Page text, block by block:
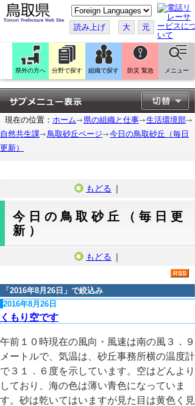
こ
の
ペ
ー
ジ
翻
訳
す
る
読み上げ 大 元
県外の方へ 分野で探す 組織で探す 防災 緊急 メニュー
現在の位置： ホーム 県の組織と仕事
生活環境部
自然共生課
鳥取砂丘ページ
今日の鳥取砂丘（毎日
更新）
もどる ｜
今日の鳥取砂丘（毎日更
新）
もどる ｜
「 2016年8月26日 」で絞込み
2016年8月26日
くもり空です
午前１０時現在の風向・風速は南の風３．９
メートルで、気温は、砂丘事務所横の温度計
で３１．６度を示しています。空はどんより
しており、海の色は薄い青色になっていま
す。砂は乾いてはいますが見た目は黄色く見